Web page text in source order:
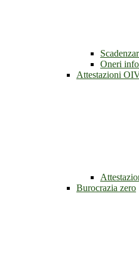
Oneri
Attestazioni
Burocrazia zero